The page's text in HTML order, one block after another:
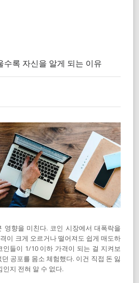
록 자신을 알게 되는 이유
영향을 미친다. 코인 시장에서 대폭락을
이 크게 오르거나 떨어져도 쉽게 매도하
인들이 1/10 이하 가격이 되는 걸 지켜보
공포를 몸소 체험했다. 이건 직접 돈 잃
인지 전혀 알 수 없다.